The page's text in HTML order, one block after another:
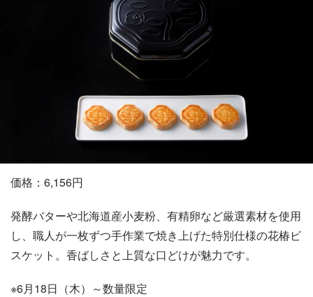
価格：6,156円
発酵バターや北海道産小麦粉、有精卵など厳選素材を使用
し、職人が一枚ずつ手作業で焼き上げた特別仕様の花椿ビ
スケット。香ばしさと上質な口どけが魅力です。
※6月18日（木）～数量限定